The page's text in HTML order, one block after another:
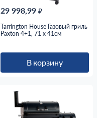
29 998,99 ₽
Tarrington House Газовый гриль
Paxton 4+1, 71 x 41см
В корзину